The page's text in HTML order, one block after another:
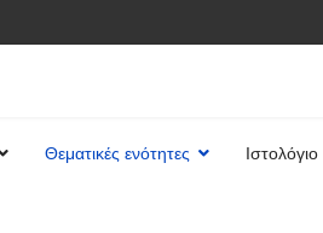
Θεματικές ενότητες Ιστολόγιο